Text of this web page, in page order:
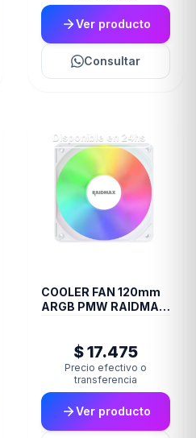
Ver producto
Consultar
Disponible en 24hs
COOLER FAN 120mm
ARGB PMW RAIDMAX
$ 17.475
Precio efectivo o
transferencia
Ver producto